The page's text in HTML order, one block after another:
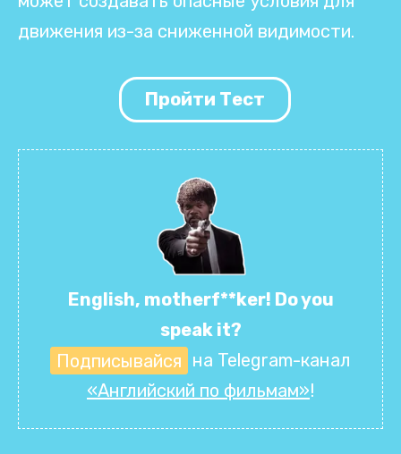
движения из-за сниженной видимости.
Пройти Тест
English, motherf**ker! Do you
speak it?
Подписывайся на Telegram-канал
«Английский по фильмам»!